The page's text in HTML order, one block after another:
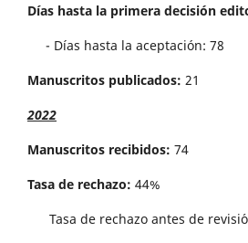
Días hasta la primera decisión
- Días hasta la aceptación: 78
Manuscritos publicados: 21
2022
Manuscritos recibidos: 74
Tasa de rechazo: 44%
Tasa de rechazo antes de